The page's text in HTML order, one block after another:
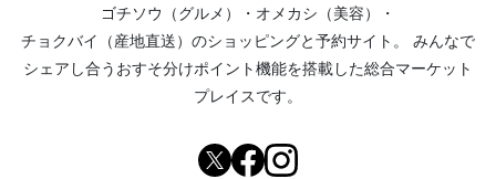
ゴチソウ（グルメ）
・ オメカシ（美容）
・
チョクバイ（産地直送） のショッピングと予約サイト。
みんなで
シェアし合う おすそ分けポイント機能を搭載した総合マーケット
プレイスです。